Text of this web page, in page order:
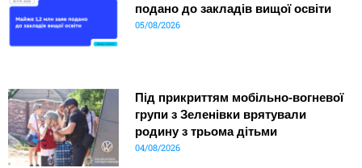
подано до закладів вищої освіти
05/08/2026
Під прикриттям мобільно-вогневої
групи з Зеленівки врятували
родину з трьома дітьми
04/08/2026